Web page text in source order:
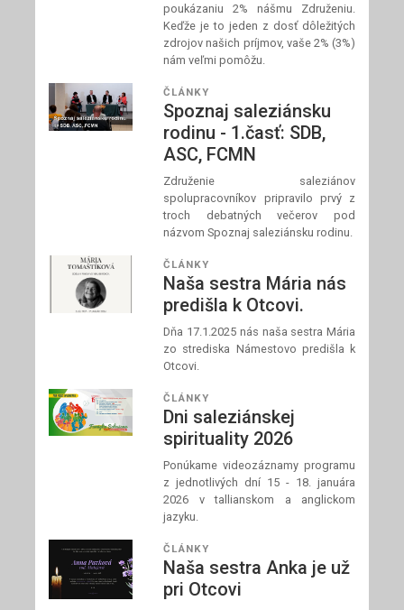
poukázaniu 2% nášmu Združeniu.
Keďže je to jeden z dosť dôležitých
zdrojov našich príjmov, vaše 2% (3%)
nám veľmi pomôžu.
ČLÁNKY
Spoznaj saleziánsku
rodinu - 1.časť: SDB,
ASC, FCMN
Združenie saleziánov
spolupracovníkov pripravilo prvý z
troch debatných večerov pod
názvom Spoznaj saleziánsku rodinu.
ČLÁNKY
Naša sestra Mária nás
predišla k Otcovi.
Dňa 17.1.2025 nás naša sestra Mária
zo strediska Námestovo predišla k
Otcovi.
ČLÁNKY
Dni saleziánskej
spirituality 2026
Ponúkame videozáznamy programu
z jednotlivých dní 15 - 18. januára
2026 v tallianskom a anglickom
jazyku.
ČLÁNKY
Naša sestra Anka je už
pri Otcovi